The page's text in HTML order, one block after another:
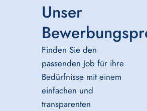
Unser
Finden Sie den
passenden Job für ihre
Bedürfnisse mit einem
einfachen und
transparenten